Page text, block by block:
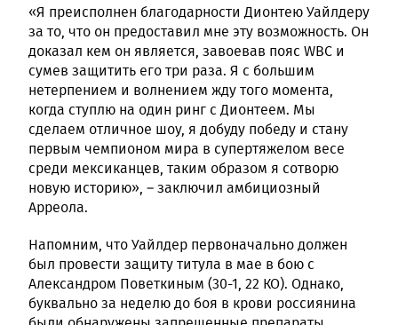
«Я преисполнен благодарности Дионтею Уайлдеру
за то, что он предоставил мне эту возможность. Он
доказал кем он является, завоевав пояс WBC и
сумев защитить его три раза. Я с большим
нетерпением и волнением жду того момента,
когда ступлю на один ринг с Дионтеем. Мы
сделаем отличное шоу, я добуду победу и стану
первым чемпионом мира в супертяжелом весе
среди мексиканцев, таким образом я сотворю
новую историю», – заключил амбициозный
Арреола.
Напомним, что Уайлдер первоначально должен
был провести защиту титула в мае в бою с
Александром Поветкиным (30-1, 22 КО). Однако,
буквально за неделю до боя в крови россиянина